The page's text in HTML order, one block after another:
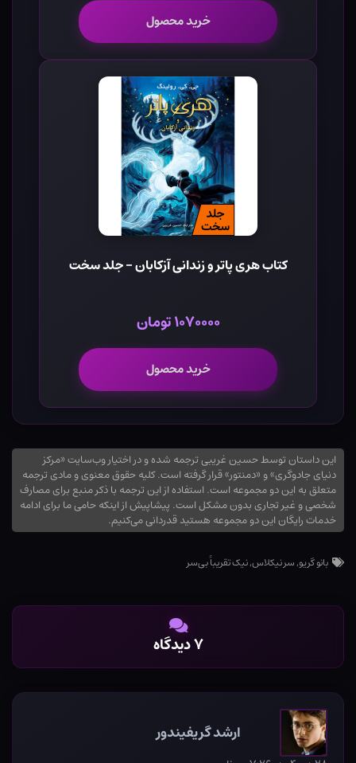
خرید محصول
کتاب هری پاتر و زندانی آزکابان - جلد سخت
۱۰۷۰۰۰۰ تومان
خرید محصول
این داستان توسط حسین غریبی ترجمه شده و در اختیار وب‌سایت «مرکز
دنیای جادوگری» و «دمنتور» قرار گرفته است. کلیه حقوق معنوی و مادی ترجمه
متعلق به این دو مجموعه است. استفاده از این ترجمه با ذکر منبع برای مصارف
شخصی و غیر تجاری بدون مشکل است. پیشاپیش از اینکه حامی ما برای ادامه
خدمات رایگان این دو مجموعه هستید قدردانی می‌کنیم.
بانو گریو,سر نیکلاس,نیک تقریباً بی‌سر
۷ دیدگاه
ارشد گریفیندور